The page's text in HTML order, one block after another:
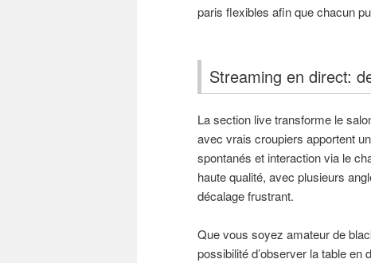
paris flexibles afin que chacun
Streaming en direct:
La section live transforme le
avec vrais croupiers apportent
spontanés et interaction via le
haute qualité, avec plusieurs
décalage frustrant.
Que vous soyez amateur de
possibilité d’observer la table en